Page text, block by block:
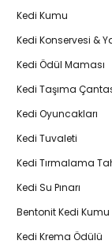
Kedi Kumu
Kedi Konservesi &
Kedi Ödül Maması
Kedi Taşıma
Kedi Oyuncakları
Kedi Tuvaleti
Kedi Tırmalama
Kedi Su Pınarı
Bentonit Kedi Kumu
Kedi Krema Ödülü